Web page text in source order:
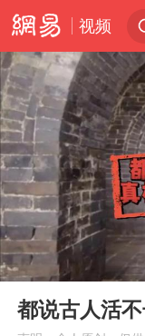
视频
Play
00:00
都说古人活